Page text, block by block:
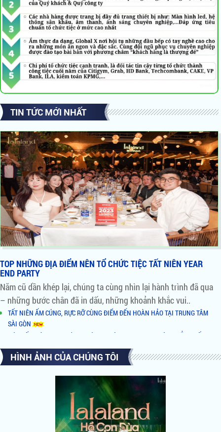
TIN TỨC MỚI NHẤT
TOP NHỮNG ĐỊA ĐIỂM NÊN TỔ CHỨC TIỆC TẤT NIÊN YEAR
END PARTY
Năm cũ dần khép lại, chúng ta cùng nhìn lại hành trình đã qua
– những bước chân đã in dấu, những khoảnh khắc vui..
TẤT NIÊN ẤM CÚNG, RỰC RỠ CÙNG ĐIỂM ĐẾN HOÀN HẢO TẠI TRUNG TÂM
SÀI GÒN
ĐÓN TẤT NIÊN TƯNG BỪNG - CÙNG KHÔNG GIAN VIEW SÔNG ĐẲNG CẤP TẠI
QUẬN 2
NHỮNG LÝ DO NÊN CHỌN TỔ HỢP ẨM THỰC BÌNH KHÁNH BY NIGHT LÀM
AI ĐỨNG SAU TỔ HỢP ĂN UỐNG GIẢI TRÍ XUẤT HIỆN RẦM RỘ TẠI SÀI GÒN
HỒ BƠI ĐỘC NHẤT VÔ NHỊ TẠI NOVAHILLS MŨI NÉ RESORT & VILLAS
NOVALAND VINH DANH TẠI VIETNAM HR AWARDS 2018
HÌNH ẢNH CỦA CHÚNG TÔI